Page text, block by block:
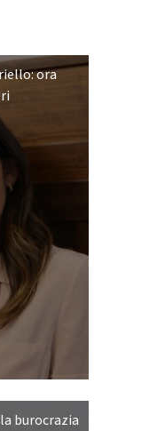
ora
burocrazia